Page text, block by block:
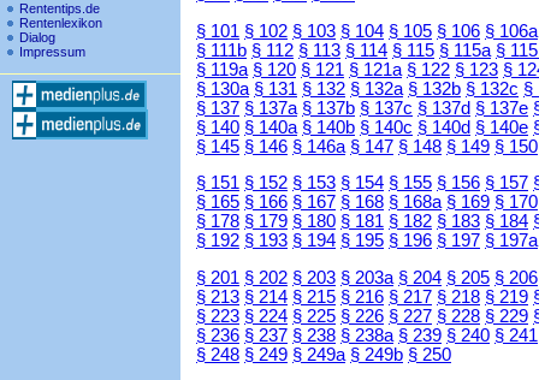
Rententips.de
Rentenlexikon
Dialog
Impressum
§ 101 § 102 § 103 § 104 § 105 § 106 § 106a
§ 111b § 112 § 113 § 114 § 115 § 115a §
§ 119a § 120 § 121 § 121a § 122 § 123 §
§ 130a § 131 § 132 § 132a § 132b § 132c §
§ 137 § 137a § 137b § 137c § 137d § 137e
§ 140 § 140a § 140b § 140c § 140d § 140e
§ 145 § 146 § 146a § 147 § 148 § 149 § 150
§ 151 § 152 § 153 § 154 § 155 § 156 § 157
§ 165 § 166 § 167 § 168 § 168a § 169 § 170
§ 178 § 179 § 180 § 181 § 182 § 183 § 184
§ 192 § 193 § 194 § 195 § 196 § 197 § 197a
§ 201 § 202 § 203 § 203a § 204 § 205 § 206
§ 213 § 214 § 215 § 216 § 217 § 218 § 219
§ 223 § 224 § 225 § 226 § 227 § 228 § 229
§ 236 § 237 § 238 § 238a § 239 § 240 § 241
§ 248 § 249 § 249a § 249b § 250